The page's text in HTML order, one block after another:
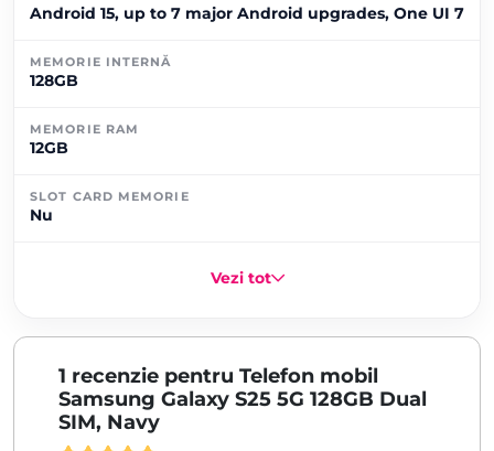
Android 15, up to 7 major Android upgrades, One UI 7
MEMORIE INTERNĂ
128GB
MEMORIE RAM
12GB
SLOT CARD MEMORIE
Nu
Vezi tot
1 recenzie pentru Telefon mobil
Samsung Galaxy S25 5G 128GB Dual
SIM, Navy